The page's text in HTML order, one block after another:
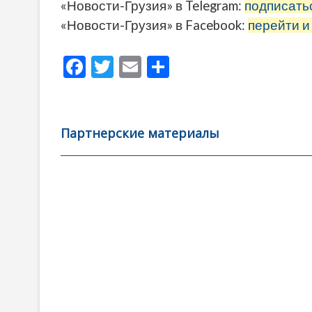
«Новости-Грузия» в Telegram:
«Новости-Грузия» в Facebook: перейти и
F
b
o
T
er
E
l
а
в
Партнерские материалы